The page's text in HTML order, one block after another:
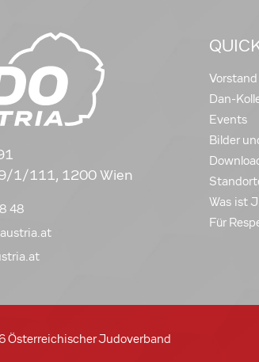
1/111, 1200 Wien
48
Vorstand
Dan-
Events
Bilder
Was ist
Für
Österreichischer Judoverband